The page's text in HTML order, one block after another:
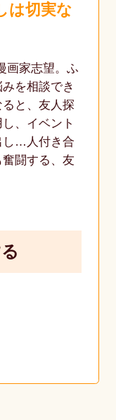
は切実な
画家志望。ふ
を相談でき
と、友人探
、イベント
し…人付き合
闘する、友